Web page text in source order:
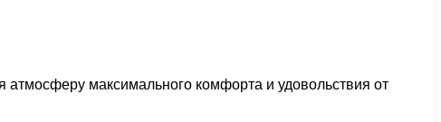
атмосферу максимального комфорта и удовольствия от